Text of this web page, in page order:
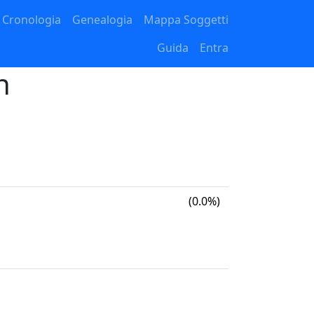
Cronologia Genealogia
Mappa Soggetti
Guida
Entra
(0.0%)